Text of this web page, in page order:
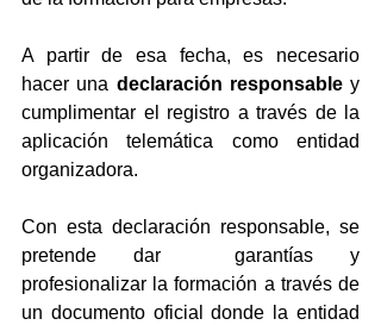
A partir de esa fecha, es necesario
hacer una declaración responsable y
cumplimentar el registro a través de la
aplicación telemática como entidad
organizadora.
Con esta declaración responsable, se
pretende dar  garantías y
profesionalizar la formación a través de
un documento oficial donde la entidad